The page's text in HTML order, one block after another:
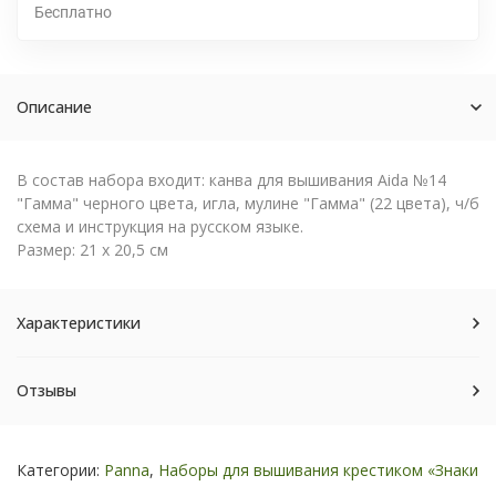
Бесплатно
Описание
В состав набора входит: канва для вышивания Aida №14
"Гамма" черного цвета, игла, мулине "Гамма" (22 цвета), ч/б
схема и инструкция на русском языке.
Размер: 21 х 20,5 см
Характеристики
Отзывы
Категории: Panna, Наборы для вышивания крестиком «Знаки